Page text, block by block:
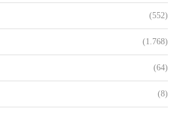
(552)
(1.768)
(64)
(8)